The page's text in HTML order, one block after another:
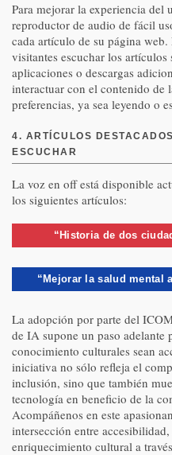
Para mejorar la experiencia
reproductor de audio de fácil
cada artículo de su página
visitantes escuchar los
aplicaciones o descargas
interactuar con el contenido de
preferencias, ya sea leyendo o
4. ARTÍCULOS
ESCUCHAR
La voz en off está disponible
los siguientes artículos:
“Historia de dos
satélite” por
“Mejorar la salud mental
museísticos”
La adopción por parte del
de IA supone un paso adelante
conocimiento culturales sean
iniciativa no sólo refleja el
inclusión, sino que también
tecnología en beneficio de la
Acompáñenos en este
intersección entre
enriquecimiento cultural a